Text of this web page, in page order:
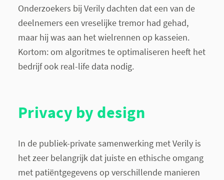
Onderzoekers bij Verily dachten dat een van de
deelnemers een vreselijke tremor had gehad,
maar hij was aan het wielrennen op kasseien.
Kortom: om algoritmes te optimaliseren heeft het
bedrijf ook real-life data nodig.
Privacy by design
In de publiek-private samenwerking met Verily is
het zeer belangrijk dat juiste en ethische omgang
met patiëntgegevens op verschillende manieren